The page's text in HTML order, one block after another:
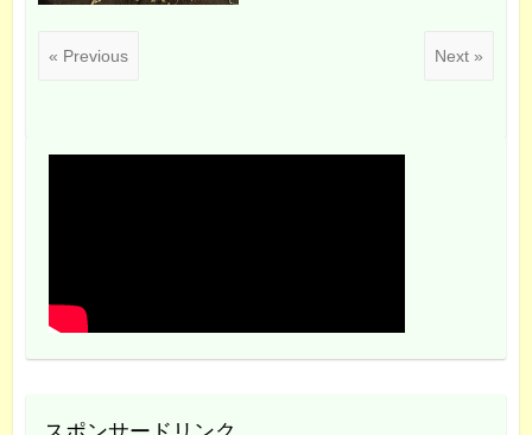
« Previous Next »